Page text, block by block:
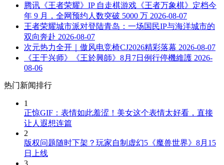
腾讯《王者荣耀》IP 自走棋游戏《王者万象棋》定档今
年 9 月，全网预约人数突破 5000 万 2026-08-07
王者荣耀城市派对登陆青岛：一场国民IP与海洋城市的
双向奔赴 2026-08-07
次元热力全开｜傲风电竞椅CJ2026精彩落幕 2026-08-07
《王于兴师》《王於興師》8月7日例行停機維護 2026-
08-06
热门新闻排行
1
正惊GIF：表情如此羞涩！美女这个表情太好看，直接
让人遐想连篇
2
版权问题随时下架？玩家自制虚幻5《魔兽世界》8月15
日上线
3